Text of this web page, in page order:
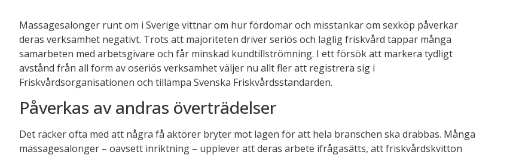
Massagesalonger runt om i Sverige vittnar om hur fördomar och misstankar om sexköp påverkar
deras verksamhet negativt. Trots att majoriteten driver seriös och laglig friskvård tappar många
samarbeten med arbetsgivare och får minskad kundtillströmning. I ett försök att markera tydligt
avstånd från all form av oseriös verksamhet väljer nu allt fler att registrera sig i
Friskvårdsorganisationen och tillämpa Svenska Friskvårdsstandarden.
Påverkas av andras överträdelser
Det räcker ofta med att några få aktörer bryter mot lagen för att hela branschen ska drabbas. Många
massagesalonger – oavsett inriktning – upplever att deras arbete ifrågasätts, att friskvårdskvitton